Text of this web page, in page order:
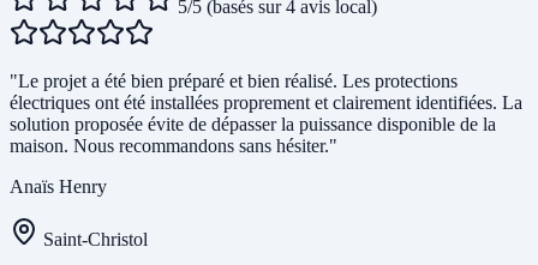
5/5 (basés sur 4 avis local)
"Le projet a été bien préparé et bien réalisé. Les protections
électriques ont été installées proprement et clairement identifiées. La
solution proposée évite de dépasser la puissance disponible de la
maison. Nous recommandons sans hésiter."
Anaïs Henry
Saint-Christol